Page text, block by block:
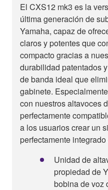
El CXS12 mk3 es la
última generación de
Yamaha, capaz de
claros y potentes que
compacto gracias a
durabilidad patentados
de banda ideal que
gabinete.
con nuestros altavoces
perfectamente
a los usuarios crear un
perfectamente
Unidad de
propiedad de
bobina de voz